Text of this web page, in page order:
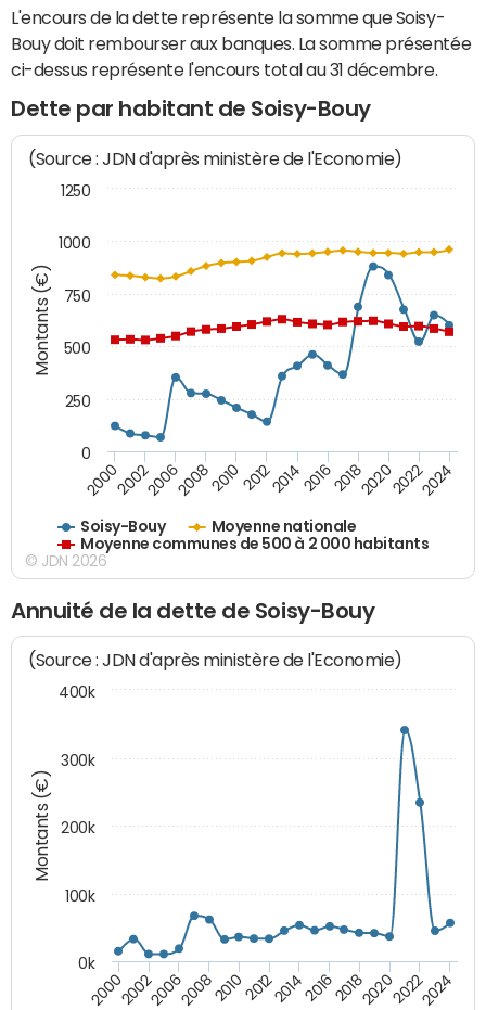
L'encours de la dette représente la somme que Soisy-
Bouy doit rembourser aux banques. La somme présentée
ci-dessus représente l'encours total au 31 décembre.
Dette par habitant de Soisy-Bouy
Montants (€)
(Source : JDN d'après ministère de l'Economie)
Soisy-Bouy
Moyenne nationale
Moyenne communes de 500 à 2 000 habitants
200020022006200820102012201420162018202020222024
0
250
500
750
1000
1250
© JDN 2026
Annuité de la dette de Soisy-Bouy
Montants (€)
(Source : JDN d'après ministère de l'Economie)
200020022006200820102012201420162018202020222024
0k
100k
200k
300k
400k